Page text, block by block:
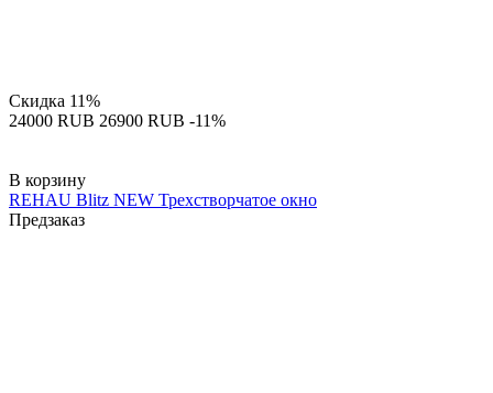
Скидка 11%
‍24000‍ RUB ‍26900‍ RUB -11%
В корзину
REHAU Blitz NEW Трехстворчатое окно
Предзаказ